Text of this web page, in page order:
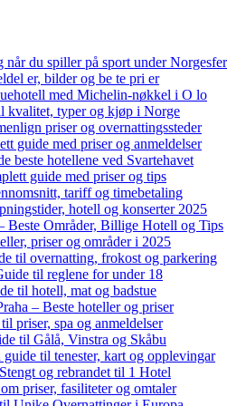
du spiller på sport under
er, bilder og be te pri er
med Michelin-nøkkel i O lo
kvalitet, typer og kjøp i Norge
priser og overnattingssteder
guide med priser og anmeldelser
beste hotellene ved Svartehavet
guide med priser og tips
tariff og timebetaling
hotell og konserter 2025
Beste Områder, Billige Hotell og Tips
priser og områder i 2025
til overnatting, frokost og parkering
til reglene for under 18
til hotell, mat og badstue
– Beste hoteller og priser
priser, spa og anmeldelser
til Gålå, Vinstra og Skåbu
til tenester, kart og opplevingar
og rebrandet til 1 Hotel
priser, fasiliteter og omtaler